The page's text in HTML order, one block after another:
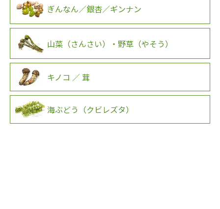
ぎんなん／銀杏／ギンナン
山菜（さんさい）・野草（やそう）
キノコ ／ 茸
海ぶどう（クビレズタ）